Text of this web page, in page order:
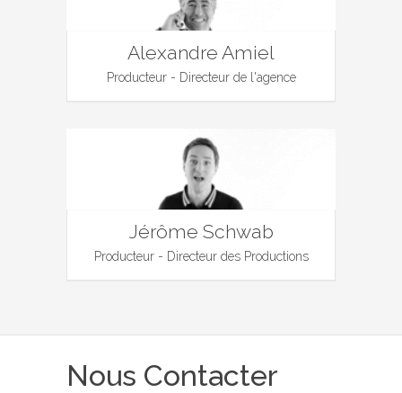
Alexandre Amiel
Producteur - Directeur de l'agence
Jérôme Schwab
Producteur - Directeur des Productions
Nous Contacter